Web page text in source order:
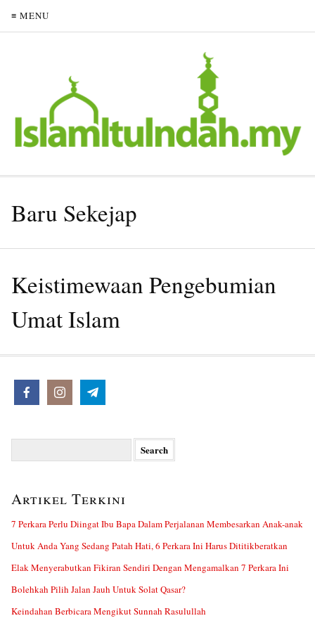
≡ MENU
Baru Sekejap
Keistimewaan Pengebumian
Umat Islam
Artikel Terkini
7 Perkara Perlu Diingat Ibu Bapa Dalam Perjalanan Membesarkan Anak-anak
Untuk Anda Yang Sedang Patah Hati, 6 Perkara Ini Harus Dititikberatkan
Elak Menyerabutkan Fikiran Sendiri Dengan Mengamalkan 7 Perkara Ini
Bolehkah Pilih Jalan Jauh Untuk Solat Qasar?
Keindahan Berbicara Mengikut Sunnah Rasulullah